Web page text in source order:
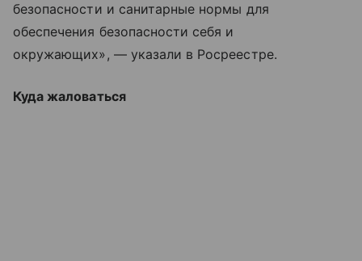
безопасности и санитарные нормы для
обеспечения безопасности себя и
окружающих», — указали в Росреестре.
Куда жаловаться